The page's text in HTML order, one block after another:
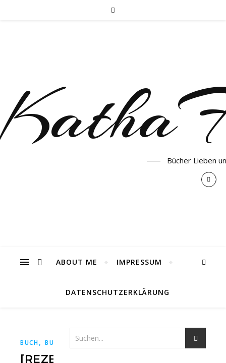
Bücher Lieben
ABOUT ME IMPRESSUM
DATENSCHUTZERKLÄRUNG
BUCH, BUCHBLOG, BÜCHER CARLSEN
[REZENSION]